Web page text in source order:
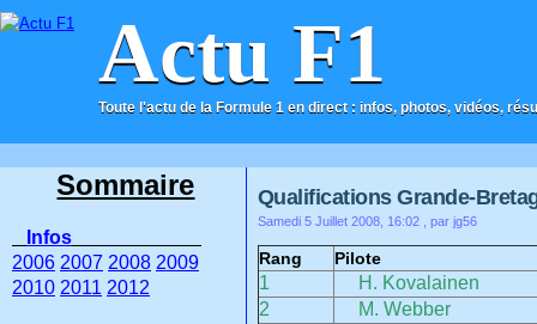
Actu F1
Toute l'actu de la Formule 1 en direct : infos, photos, vidéos,
ACCUEIL CONTACT
Qualifications Grande-
Samedi 5 Juillet 2008, 16:02 , par jg56
Rang Pilote
1
H. Kovalainen
2
M. Webber
Sommaire
Infos
2006 2007 2008 2009
2010 2011 2012